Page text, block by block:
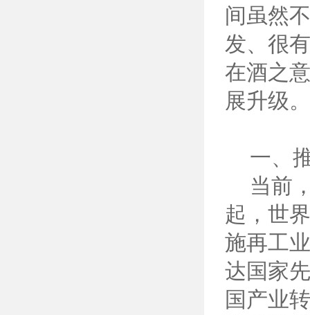
间虽然
发、很
在酒之
展升级
一、推
当前，
起，世
施再工
达国家
国产业